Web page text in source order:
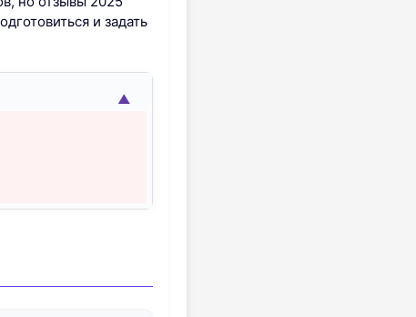
и задать
▲